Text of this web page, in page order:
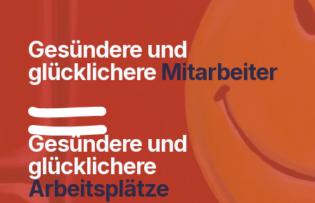
Gesündere und
glücklichere Mitarbeiter
Gesündere und
glücklichere
Arbeitsplätze